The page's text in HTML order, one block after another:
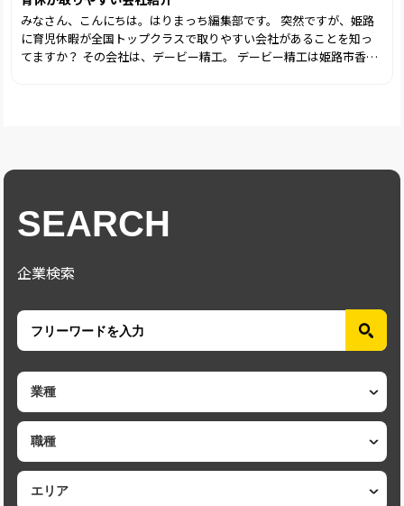
みなさん、こんにちは。はりまっち編集部です。 突然ですが、姫路
に育児休暇が全国トップクラスで取りやすい会社があることを知っ
てますか？ その会社は、デービー精工。 デービー精工は姫路市香寺
取得率は女性で80.1％、男性で17.13%でした。 近年、男性の育休取
得が推奨される中、まだまだ育休は女性が取得するという風潮があ
の育休取得率はなんと 女性100%、男性も70％と驚異の数字です！
そんなデービー精工で今年育休を取得されたイクメン社員にインタ
ビューをしました。
SEARCH
企業検索